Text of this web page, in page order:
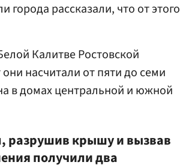
города рассказали, что от этого
Калитве Ростовской
насчитали от пяти до семи
в домах центральной и южной
разрушив крышу и вызвав
получили два